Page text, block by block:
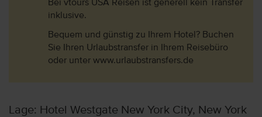
Bei vtours USA Reisen ist generell kein Transfer
inklusive.
Bequem und günstig zu Ihrem Hotel? Buchen
Sie Ihren Urlaubstransfer in Ihrem Reisebüro
oder unter www.urlaubstransfers.de
Lage: Hotel Westgate New York City, New York